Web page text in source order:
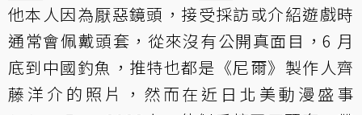
他本人因為厭惡鏡頭，接受採訪或介紹遊戲時
通常會佩戴頭套，從來沒有公開真面目，6 月
底到中國釣魚，推特也都是《尼爾》製作人齊
藤洋介的照片，然而在近日北美動漫盛事